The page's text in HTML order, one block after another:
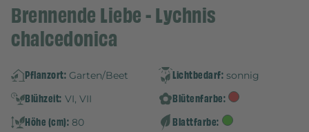
Brennende Liebe - Lychnis
chalcedonica
Pflanzort: Garten/Beet Lichtbedarf: sonnig
Blühzeit: VI, VII
Blütenfarbe:
Höhe (cm): 80 Blattfarbe: